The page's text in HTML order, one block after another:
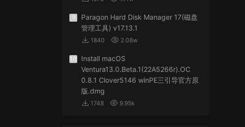
9
Paragon Hard Disk Manager 17(磁盘
管理工具) v17.13.1
1840 2.08w
10
Install macOS
Ventura13.0.Beta.1(22A5266r).OC
0.8.1 Clover5146 winPE三引导官方原
版.dmg
1748 9.95k